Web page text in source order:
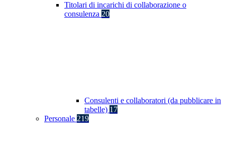
Titolari di incarichi di collaborazione o
consulenza 20
Consulenti e collaboratori (da pubblicare in
tabelle) 17
Personale 219